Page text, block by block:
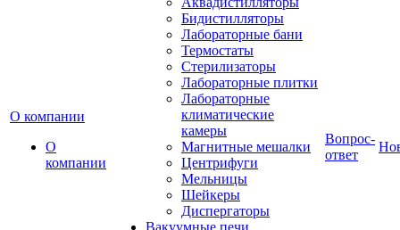
О компании
О
компании
Бидистилляторы
Лабораторные бани
Термостаты
Стерилизаторы
Лабораторные плитки
Лабораторные
климатические
камеры
Магнитные мешалки
Центрифуги
Мельницы
Шейкеры
Диспергаторы
Вакуумные печи
Вопрос-
ответ